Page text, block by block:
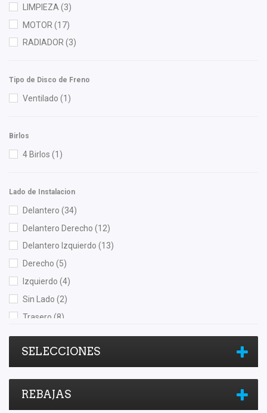
Hella(3)
HUSHAN(2)
Injetech(3)
ISAKA(4)
KEM(3)
(3)
Unicar(2)
V-WIN(1)
LIMPIEZA (3)
MOTOR (17)
RADIADOR(3)
Tipo de Disco de Freno
Ventilado (1)
Birlos
4 Birlos (1)
Lado de Instalacion
Delantero (34)
Delantero Derecho (12)
Delantero Izquierdo (13)
Derecho (5)
Izquierdo (4)
Sin Lado (2)
Trasero (8)
Trasero Derecho(1)
Trasero Izquierdo(1)
SELECCIONES
REBAJAS